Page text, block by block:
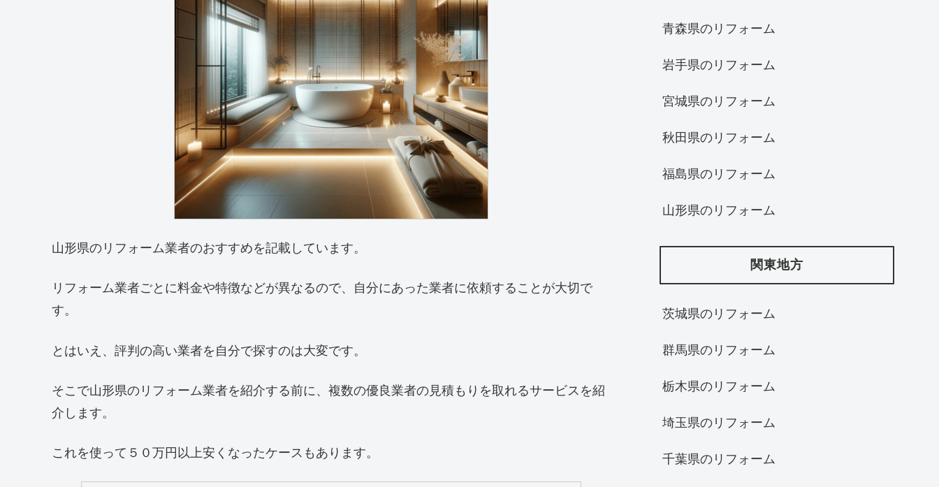
山形県のリフォーム業者のおすすめを記載しています。
リフォーム業者ごとに料金や特徴などが異なるので、自分にあった業者に依頼することが大切で
す。
とはいえ、評判の高い業者を自分で探すのは大変です。
そこで山形県のリフォーム業者を紹介する前に、複数の優良業者の見積もりを取れるサービスを紹
介します。
これを使って５０万円以上安くなったケースもあります。
青森県のリフォーム
岩手県のリフォーム
宮城県のリフォーム
秋田県のリフォーム
福島県のリフォーム
山形県のリフォーム
関東地方
茨城県のリフォーム
群馬県のリフォーム
栃木県のリフォーム
埼玉県のリフォーム
千葉県のリフォーム